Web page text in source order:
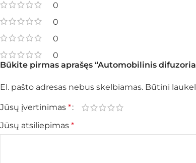
0
0
0
0
Būkite pirmas aprašęs “Automobilinis
El. pašto adresas nebus skelbiamas. Būtini
Jūsų įvertinimas *
Jūsų atsiliepimas *